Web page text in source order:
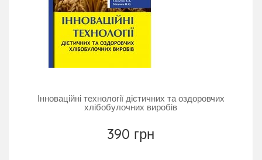
Інноваційні технології дієтичних та оздоровчих
хлібобулочних виробів
390 грн